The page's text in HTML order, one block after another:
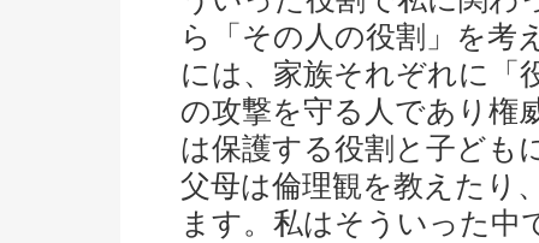
ら「その人の役割」を考
には、家族それぞれに「
の攻撃を守る人であり権
は保護する役割と子ども
父母は倫理観を教えたり
ます。私はそういった中